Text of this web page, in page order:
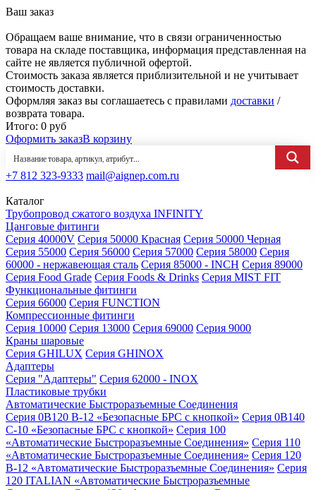
Ваш заказ
Обращаем ваше внимание, что в связи ограниченностью
товара на складе поставщика, информация представленная на
сайте не является публичной офертой.
Стоимость заказа является приблизительной и не учитывает
стоимость доставки.
Оформляя заказ вы соглашаетесь с правилами доставки /
возврата товара.
Итого: 0 руб
Оформить заказВ корзину
+7 812 323-9333 mail@aignep.com.ru
Каталог
Трубопровод сжатого воздуха INFINITY
Цанговые фитинги
Серия 40000V Серия 50000 Красная Серия 50000 Черная
Серия 55000 Серия 56000 Серия 57000 Серия 58000 Серия
60000 - нержавеющая сталь Серия 85000 - INCH Серия 89000
Серия Food Grade Серия Foods & Drinks Серия MIST FIT
Функциональные фитинги
Серия 66000 Серия FUNCTION
Компрессионные фитинги
Серия 10000 Серия 13000 Серия 69000 Серия 9000
Краны шаровые
Серия GHILUX Серия GHINOX
Адаптеры
Серия "Адаптеры" Серия 62000 - INOX
Пластиковые трубки
Автоматические Быстроразъемные Соединения
Серия 0B120 B-12 «Безопасные БРС с кнопкой» Серия 0B140
C-10 «Безопасные БРС с кнопкой» Серия 100
«Автоматические Быстроразъемные Соединения» Серия 110
«Автоматические Быстроразъемные Соединения» Серия 120
B-12 «Автоматические Быстроразъемные Соединения» Серия
120 ITALIAN «Автоматические Быстроразъемные